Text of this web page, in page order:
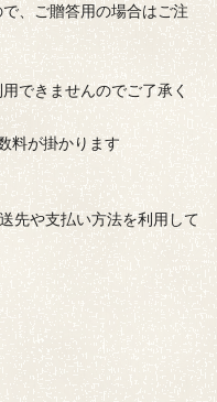
、ご贈答用の場合はご注
できませんのでご了承く
料が掛かります
先や支払い方法を利用して